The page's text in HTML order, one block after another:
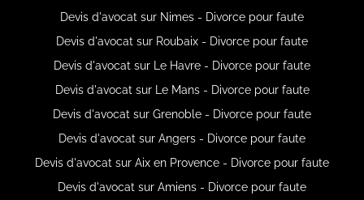
Devis d'avocat sur Nimes - Divorce pour faute
Devis d'avocat sur Roubaix - Divorce pour faute
Devis d'avocat sur Le Havre - Divorce pour faute
Devis d'avocat sur Le Mans - Divorce pour faute
Devis d'avocat sur Grenoble - Divorce pour faute
Devis d'avocat sur Angers - Divorce pour faute
Devis d'avocat sur Aix en Provence - Divorce pour faute
Devis d'avocat sur Amiens - Divorce pour faute